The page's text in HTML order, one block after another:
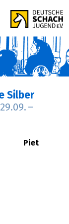
Silber
29.09. –
Piet